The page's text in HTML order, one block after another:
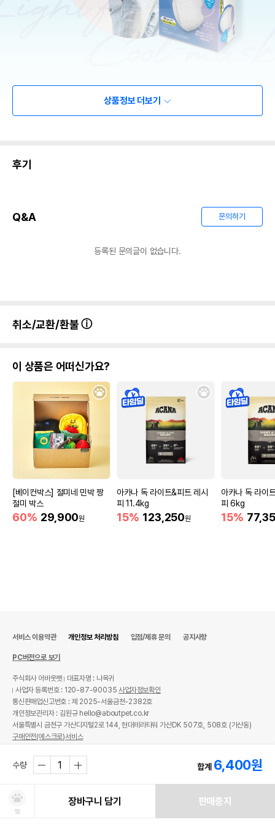
상품정보 더보기
후기
Q&A 문의하기
등록된 문의글이 없습니다.
취소/교환/환불
이 상품은 어떠신가요?
[베이컨박스] 절미네 민박 짱
절미 박스
60% 29,900원
아카나 독 라이트&피트 레시
피 11.4kg
15% 123,250원
아카나 독 라이
피 6kg
15%
수량 합계 6,400원
찜
장바구니 담기 판매중지
서비스 이용약관 개인정보 처리방침 입점/제휴 문의 공지사항
PC버전으로 보기
주식회사 어바웃펫
대표자명 : 나옥귀
사업자 등록번호 : 120-87-90035사업자정보확인
통신판매업신고번호 : 제 2025-서울금천-2382호
개인정보관리자 : 김원규 hello@aboutpet.co.kr
서울특별시 금천구 가산디지털2로 144, 현대테라타워 가산DK 507호, 508호 (가산동)
구매안전(에스크로)서비스